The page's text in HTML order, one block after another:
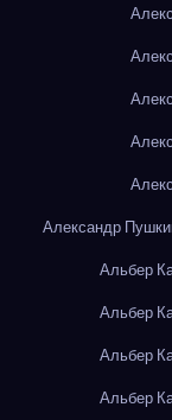
Александр
Альбер
Альбер
Альбер
Альбер